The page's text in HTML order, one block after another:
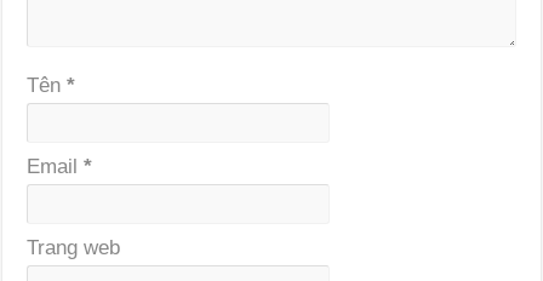
Tên*
Email*
Trang web